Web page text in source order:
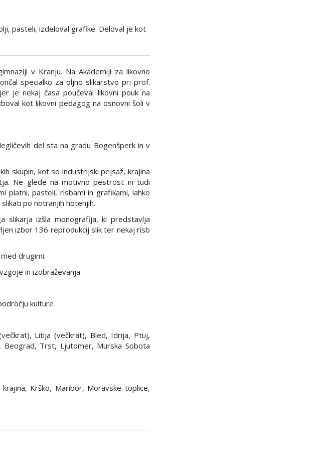
pasteli, izdeloval grafike. Deloval je kot
v Kranju. Na Akademiji za likovno
specialko za oljno slikarstvo pri prof.
je nekaj časa poučeval likovni pouk na
kot likovni pedagog na osnovni šoli v
del sta na gradu Bogenšperk in v
skupin, kot so industrijski pejsaž, krajina
Ne glede na motivno pestrost in tudi
platni, pasteli, risbami in grafikami, lahko
po notranjih hotenjih.
slikarja izšla monografija, ki predstavlja
izbor 136 reprodukcij slik ter nekaj risb
drugimi:
in izobraževanja
kulture
Litija (večkrat), Bled, Idrija, Ptuj,
Beograd, Trst, Ljutomer, Murska Sobota
Krško, Maribor, Moravske toplice,